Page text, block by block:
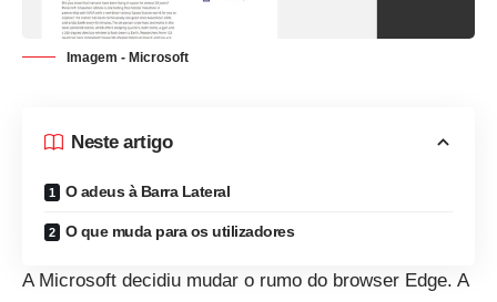
Imagem - Microsoft
Neste artigo
O adeus à Barra Lateral
O que muda para os utilizadores
A Microsoft decidiu mudar o rumo do browser Edge. A